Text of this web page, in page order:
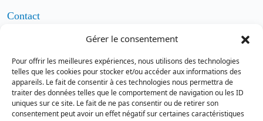
Gérer le consentement
Pour offrir les meilleures expériences, nous utilisons des technologies
telles que les cookies pour stocker et/ou accéder aux informations des
appareils. Le fait de consentir à ces technologies nous permettra de
traiter des données telles que le comportement de navigation ou les ID
uniques sur ce site. Le fait de ne pas consentir ou de retirer son
consentement peut avoir un effet négatif sur certaines caractéristiques
Contact
secretariat.batonnier@barreaudutog
o.tg
Téléphone
(+228) 22 22 08 82 / 93 99 09 35
(+228) 22 21 67 52